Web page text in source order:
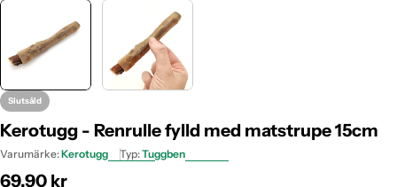
Slutsåld
Kerotugg - Renrulle fylld med matstrupe 15cm
Varumärke:Kerotugg Typ:Tuggben
Ordinarie
69,90 kr